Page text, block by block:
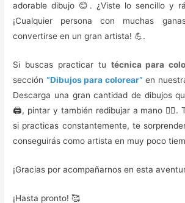
adorable dibujo 😊. ¿Viste lo sencillo y
¡Cualquier persona con muchas
convertirse en un gran artista! 💪.
Si buscas practicar tu técnica para
sección “Dibujos para colorear” en
Descarga una gran cantidad de dibujos
🖨️, pintar y también redibujar a mano ✍🏼.
si practicas constantemente, te
conseguirás como artista en muy poco
¡Gracias por acompañarnos en esta
¡Hasta pronto! 🥰️